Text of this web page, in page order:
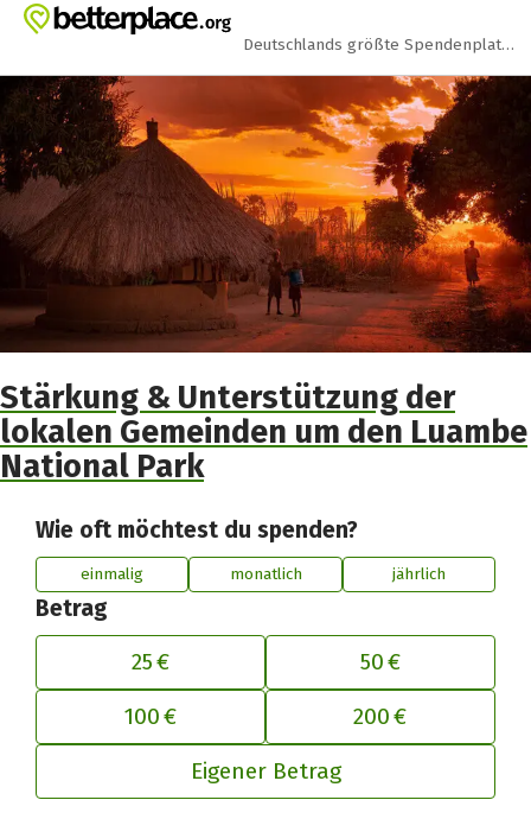
Zum Hauptinhalt springen
Erklärung zur Barrierefreiheit anzeigen
Deutschlands größte Spendenplattform
Stärkung & Unterstützung der
lokalen Gemeinden um den Luambe
National Park
Wie oft möchtest du spenden?
einmalig monatlich jährlich
Betrag
25 €
50 €
100 € 200 €
Eigener Betrag